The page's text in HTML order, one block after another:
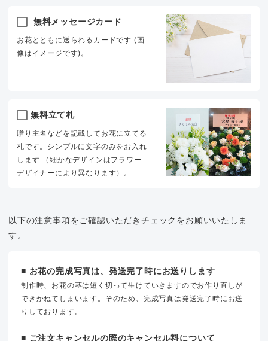
無料メッセージカード
お花とともに送られるカードです (画
像はイメージです)。
無料立て札
贈り主名などを記載してお花に立てる
札です。シンプルに文字のみをお入れ
します （細かなデザインはフラワー
デザイナーにより異なります）。
以下の注意事項をご確認いただきチェックをお願いいたしま
す。
■ お花の完成写真は、発送完了時にお送りします
制作時、お花の茎は短く切って生けていきますのでお作り直しが
できかねてしまいます。そのため、完成写真は発送完了時にお送
りしております。
■ ご注文キャンセルの際のキャンセル料について